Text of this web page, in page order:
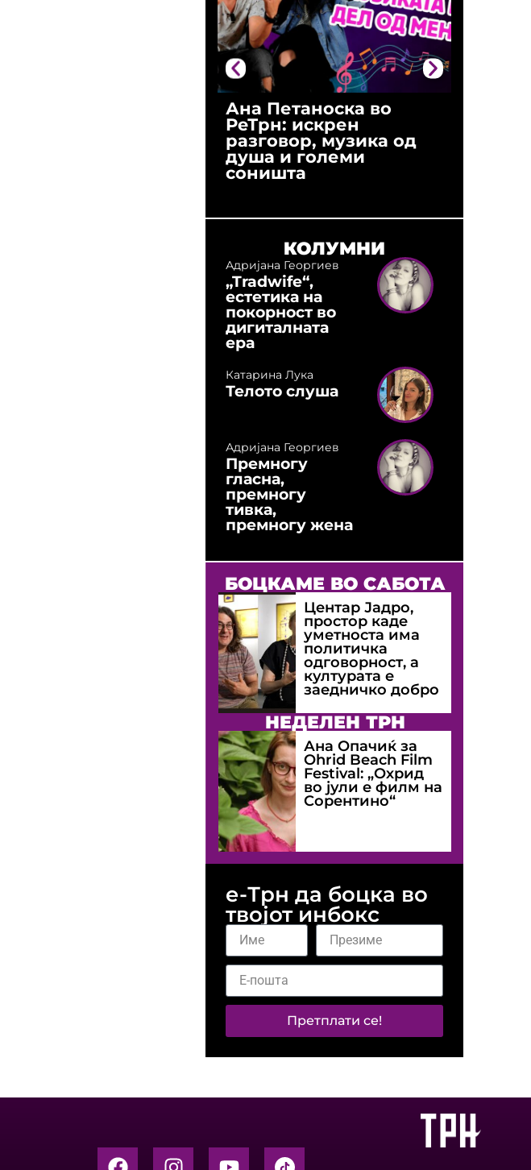
Ана Петаноска во
РеТрн: искрен
разговор, музика од
душа и големи
соништа
КОЛУМНИ
Адријана Георгиев
„Tradwife“,
естетика на
покорност во
дигиталната
ера
Катарина Лука
Телото слуша
Адријана Георгиев
Премногу
гласна,
премногу
тивка,
премногу жена
БОЦКАМЕ ВО САБОТА
Центар Јадро,
простор каде
уметноста има
политичка
одговорност, а
културата е
заедничко добро
НЕДЕЛЕН ТРН
Ана Опачиќ за
Оhrid Beach Film
Festival: „Охрид
во јули е филм на
Сорентино“
е-Трн да боцка во
твојот инбокс
Претплати се!